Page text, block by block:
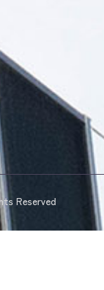
Reserved